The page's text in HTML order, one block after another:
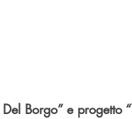
Borgo” e progetto